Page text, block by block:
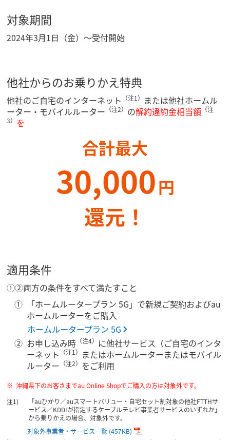
対象期間
2024年3月1日（金）～受付開始
他社からのお乗りかえ特典
他社のご自宅のインターネット （注1）
または他社ホームル
ーター・モバイルルーター （注2） の解約違約金相当額 （注
3） を
合計最大
30,000円
還元！
適用条件
①②両方の条件をすべて満たすこと
「ホームルータープラン 5G」で新規ご契約およびau
ホームルーターをご購入
ホームルータープラン 5G
お申し込み時 （注4） に他社サービス（ご自宅のインタ
ーネット （注1）
またはホームルーターまたはモバイル
ルーター （注2） をご利用
沖縄県下のお客さまでau Online Shopでご購入の方は対象外です。
「auひかり／auスマートバリュー・自宅セット割対象の他社FTTHサ
ービス／KDDIが指定するケーブルテレビ事業者サービスのいずれか」
から乗りかえの場合、対象外です。
対象外事業者・サービス一覧 (457KB)